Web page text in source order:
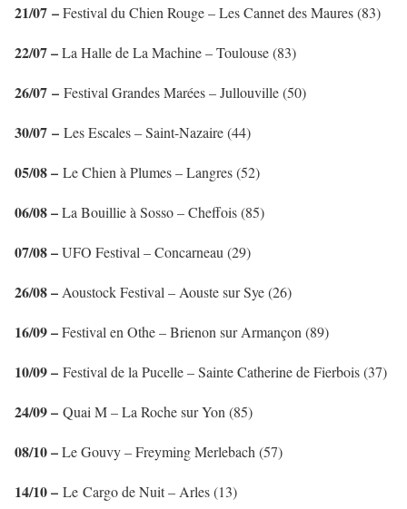
21/07 –Festival du Chien Rouge – Les Cannet des Maures (83)
22/07 –La Halle de La Machine – Toulouse (83)
26/07 – Festival Grandes Marées – Jullouville (50)
30/07 – Les Escales – Saint-Nazaire (44)
05/08 – Le Chien à Plumes – Langres (52)
06/08 –La Bouillie à Sosso – Cheffois (85)
07/08 –UFO Festival – Concarneau (29)
26/08 – Aoustock Festival – Aouste sur Sye (26)
16/09 –Festival en Othe – Brienon sur Armançon (89)
10/09 – Festival de la Pucelle – Sainte Catherine de Fierbois (37)
24/09 – Quai M – La Roche sur Yon (85)
08/10 –Le Gouvy – Freyming Merlebach (57)
14/10 – Le Cargo de Nuit – Arles (13)